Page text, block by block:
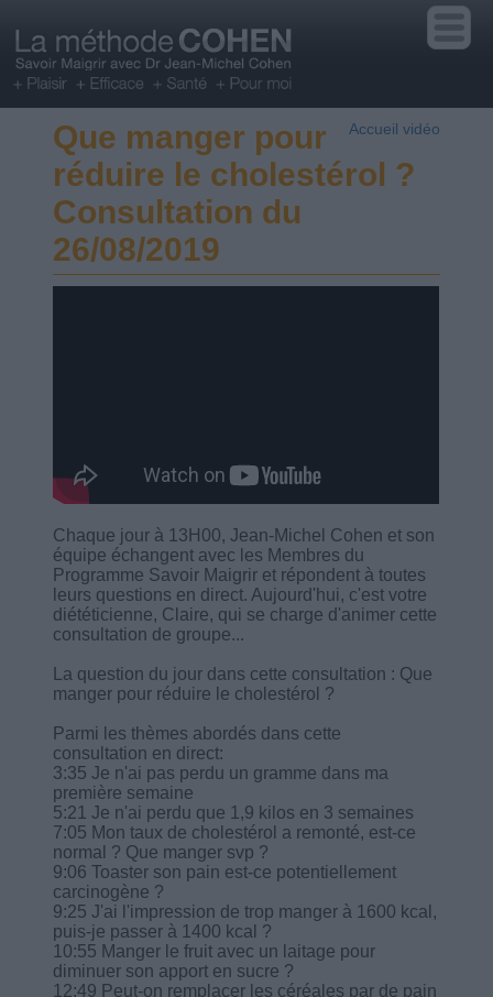
Accueil vidéo
Que manger pour
réduire le cholestérol ?
Consultation du
26/08/2019
Chaque jour à 13H00, Jean-Michel Cohen et son
équipe échangent avec les Membres du
Programme Savoir Maigrir et répondent à toutes
leurs questions en direct. Aujourd'hui, c'est votre
diététicienne, Claire, qui se charge d'animer cette
consultation de groupe...
La question du jour dans cette consultation : Que
manger pour réduire le cholestérol ?
Parmi les thèmes abordés dans cette
consultation en direct:
3:35 Je n'ai pas perdu un gramme dans ma
première semaine
5:21 Je n'ai perdu que 1,9 kilos en 3 semaines
7:05 Mon taux de cholestérol a remonté, est-ce
normal ? Que manger svp ?
9:06 Toaster son pain est-ce potentiellement
carcinogène ?
9:25 J'ai l'impression de trop manger à 1600 kcal,
puis-je passer à 1400 kcal ?
10:55 Manger le fruit avec un laitage pour
diminuer son apport en sucre ?
12:49 Peut-on remplacer les céréales par de pain